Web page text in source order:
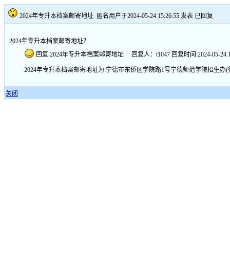
2024年专升本档案邮寄地址 匿名用户于2024-05-24 15:26:55 发表 已回复
2024年专升本档案邮寄地址？
回复:2024年专升本档案邮寄地址 回复人：t1047 回复时间:2024-05-24
2024年专升本档案邮寄地址为:宁德市东侨区学院路1号宁德师范学院招生办(
关闭